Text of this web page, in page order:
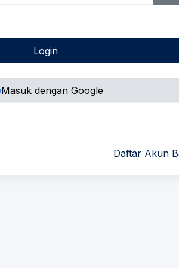
Login
Masuk dengan Google
Daftar Akun